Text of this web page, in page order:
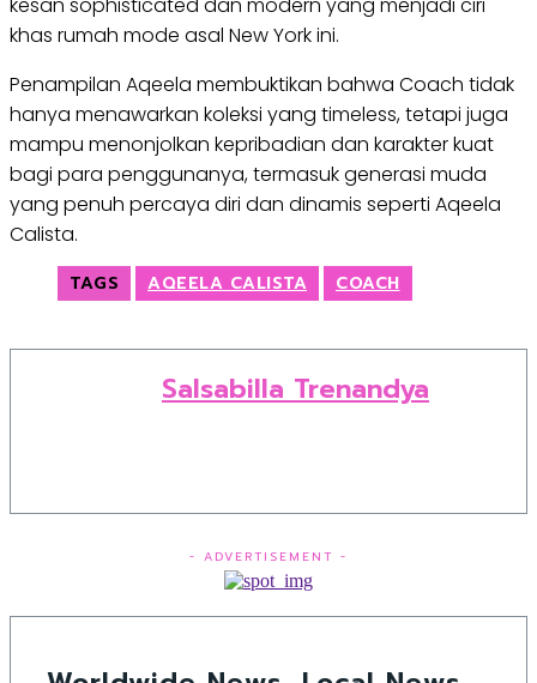
khas rumah mode asal New York ini.
Penampilan Aqeela membuktikan bahwa Coach tidak
hanya menawarkan koleksi yang timeless, tetapi juga
mampu menonjolkan kepribadian dan karakter kuat
bagi para penggunanya, termasuk generasi muda
yang penuh percaya diri dan dinamis seperti Aqeela
Calista.
TAGS AQEELA CALISTA COACH
Salsabilla Trenandya
- ADVERTISEMENT -